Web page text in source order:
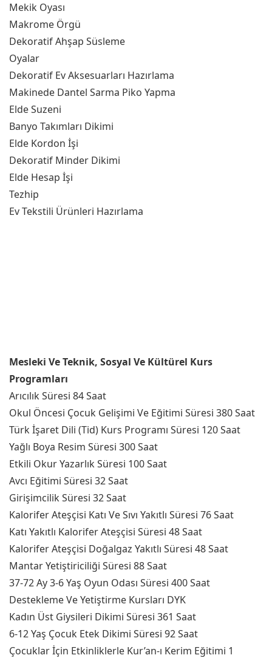
Mekik Oyası
Makrome Örgü
Dekoratif Ahşap Süsleme
Oyalar
Dekoratif Ev Aksesuarları Hazırlama
Makinede Dantel Sarma Piko Yapma
Elde Suzeni
Banyo Takımları Dikimi
Elde Kordon İşi
Dekoratif Minder Dikimi
Elde Hesap İşi
Tezhip
Ev Tekstili Ürünleri Hazırlama
Mesleki Ve Teknik, Sosyal Ve Kültürel Kurs
Programları
Arıcılık Süresi 84 Saat
Okul Öncesi Çocuk Gelişimi Ve Eğitimi Süresi 380 Saat
Türk İşaret Dili (Tid) Kurs Programı Süresi 120 Saat
Yağlı Boya Resim Süresi 300 Saat
Etkili Okur Yazarlık Süresi 100 Saat
Avcı Eğitimi Süresi 32 Saat
Girişimcilik Süresi 32 Saat
Kalorifer Ateşçisi Katı Ve Sıvı Yakıtlı Süresi 76 Saat
Katı Yakıtlı Kalorifer Ateşçisi Süresi 48 Saat
Kalorifer Ateşçisi Doğalgaz Yakıtlı Süresi 48 Saat
Mantar Yetiştiriciliği Süresi 88 Saat
37-72 Ay 3-6 Yaş Oyun Odası Süresi 400 Saat
Destekleme Ve Yetiştirme Kursları DYK
Kadın Üst Giysileri Dikimi Süresi 361 Saat
6-12 Yaş Çocuk Etek Dikimi Süresi 92 Saat
Çocuklar İçin Etkinliklerle Kur’an-ı Kerim Eğitimi 1